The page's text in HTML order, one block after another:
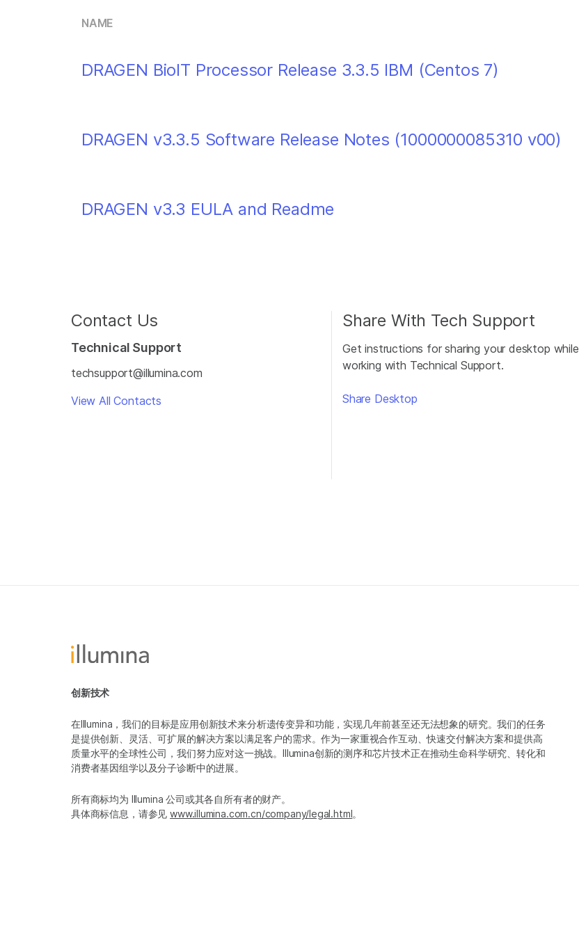
NAME
DRAGEN BioIT Processor Release 3.3.5 IBM (Centos 7)
DRAGEN v3.3.5 Software Release Notes (1000000085310 v00)
DRAGEN v3.3 EULA and Readme
Contact Us
Technical Support
techsupport@illumina.com
View All Contacts
Share With Tech Support
Get instructions for sharing your desktop while
working with Technical Support.
Share Desktop
创新技术
在Illumina，我们的目标是应用创新技术来分析遗传变异和功能，实现几年前甚至还无法想象的研究。我们的任务
是提供创新、灵活、可扩展的解决方案以满足客户的需求。作为一家重视合作互动、快速交付解决方案和提供高
质量水平的全球性公司，我们努力应对这一挑战。Illumina创新的测序和芯片技术正在推动生命科学研究、转化和
消费者基因组学以及分子诊断中的进展。
所有商标均为 Illumina 公司或其各自所有者的财产。
具体商标信息，请参见www.illumina.com.cn/company/legal.html。